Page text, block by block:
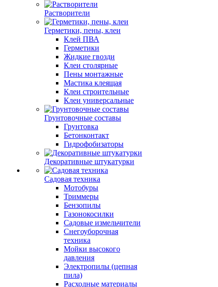
Растворители
Герметики, пены, клеи
Клей ПВА
Герметики
Жидкие гвозди
Клеи столярные
Пены монтажные
Мастика клеящая
Клеи строительные
Клеи универсальные
Грунтовочные составы
Грунтовка
Бетонконтакт
Гидрофобизаторы
Декоративные штукатурки
Садовая техника
Мотобуры
Триммеры
Бензопилы
Газонокосилки
Садовые измельчители
Снегоуборочная
техника
Мойки высокого
давления
Электропилы (цепная
пила)
Расходные материалы